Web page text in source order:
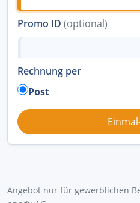
Promo ID (optional)
Rechnung per
Post
Angebot nur für gewerblichen